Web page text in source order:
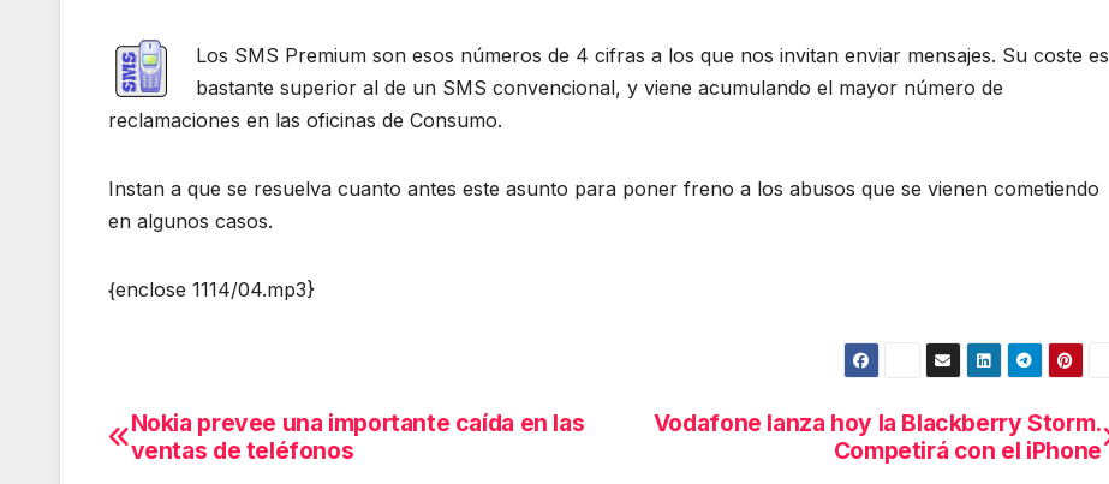
Los SMS Premium son esos números de 4 cifras a los que nos invitan enviar mensajes. Su coste es
bastante superior al de un SMS convencional, y viene acumulando el mayor número de
reclamaciones en las oficinas de Consumo.
Instan a que se resuelva cuanto antes este asunto para poner freno a los abusos que se vienen cometiendo
en algunos casos.
{enclose 1114/04.mp3}
Navegación
Vodafone lanza hoy la Blackberry Storm.
Competirá con el iPhone
Nokia prevee una importante caída en las
ventas de teléfonos